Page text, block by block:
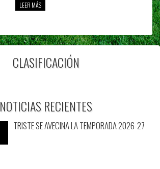
LEER MÁS
CLASIFICACIÓN
NOTICIAS RECIENTES
TRISTE SE AVECINA LA TEMPORADA 2026-27